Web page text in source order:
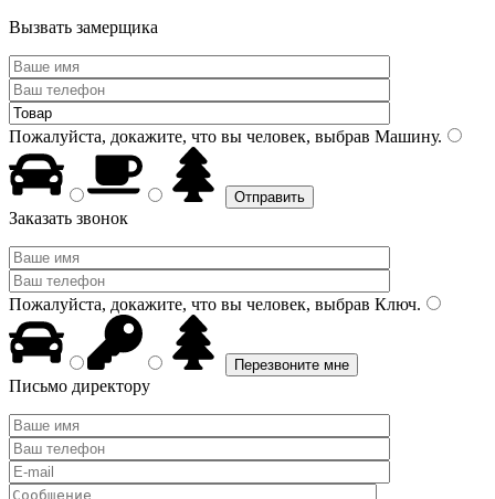
Вызвать замерщика
Пожалуйста, докажите, что вы человек, выбрав Машину.
Заказать звонок
Пожалуйста, докажите, что вы человек, выбрав Ключ.
Письмо директору